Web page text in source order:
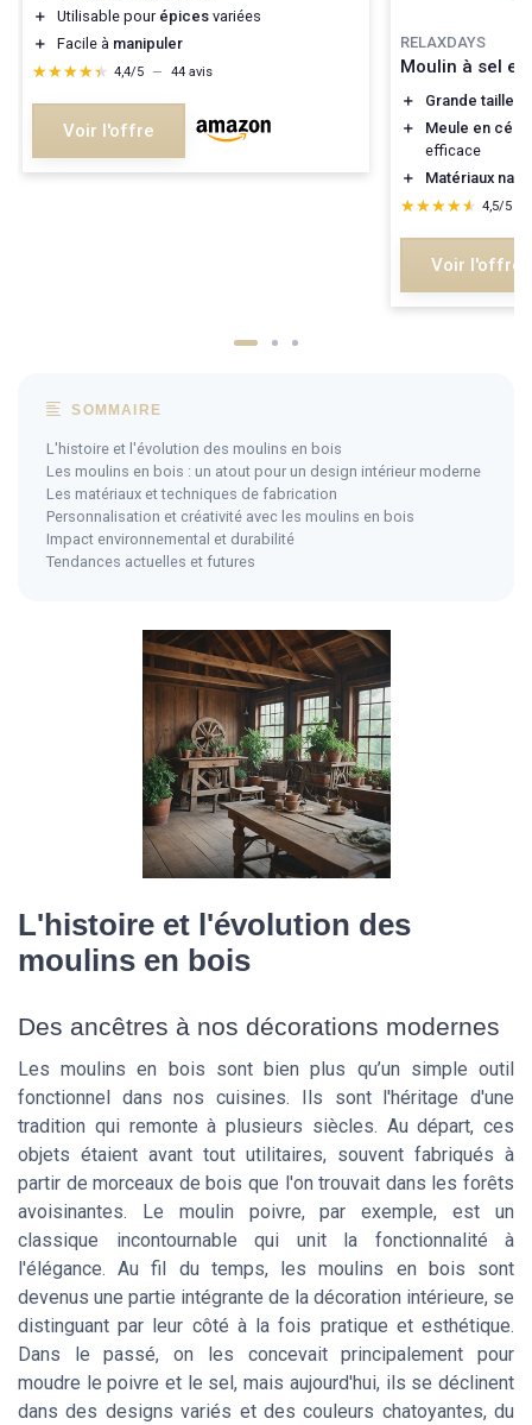
＋
Utilisable pour épices variées
＋
Facile à manipuler
★★★★★
★★★★★ 4,4/5 — 44 avis
Voir l'offre
RELAXDAYS
Moulin à sel et
＋ Grande taille
＋
Meule en
efficace
＋
Matériaux
★★★★★
★★★★★ 4,5/5
Voir l'offre
SOMMAIRE
L'histoire et l'évolution des moulins en bois
Les moulins en bois : un atout pour un design intérieur moderne
Les matériaux et techniques de fabrication
Personnalisation et créativité avec les moulins en bois
Impact environnemental et durabilité
Tendances actuelles et futures
L'histoire et l'évolution des
moulins en bois
Des ancêtres à nos décorations modernes
Les moulins en bois sont bien plus qu’un simple outil
fonctionnel dans nos cuisines. Ils sont l'héritage d'une
tradition qui remonte à plusieurs siècles. Au départ, ces
objets étaient avant tout utilitaires, souvent fabriqués à
partir de morceaux de bois que l'on trouvait dans les forêts
avoisinantes. Le moulin poivre, par exemple, est un
classique incontournable qui unit la fonctionnalité à
l'élégance. Au fil du temps, les moulins en bois sont
devenus une partie intégrante de la décoration intérieure, se
distinguant par leur côté à la fois pratique et esthétique.
Dans le passé, on les concevait principalement pour
moudre le poivre et le sel, mais aujourd'hui, ils se déclinent
dans des designs variés et des couleurs chatoyantes, du